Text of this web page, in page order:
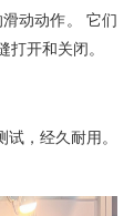
动动作。 它们
开和关闭。
，经久耐用。